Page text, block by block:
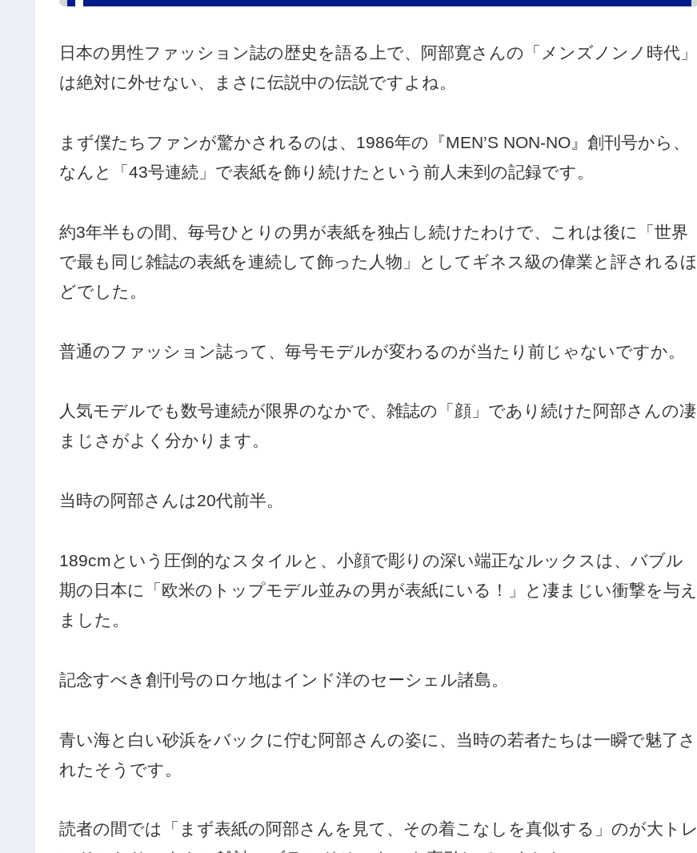
日本の男性ファッション誌の歴史を語る上で、阿部寛さんの「メンズノンノ時代」
は絶対に外せない、まさに伝説中の伝説ですよね。
まず僕たちファンが驚かされるのは、1986年の『MEN’S NON-NO』創刊号から、
なんと「43号連続」で表紙を飾り続けたという前人未到の記録です。
約3年半もの間、毎号ひとりの男が表紙を独占し続けたわけで、これは後に「世界
で最も同じ雑誌の表紙を連続して飾った人物」としてギネス級の偉業と評されるほ
どでした。
普通のファッション誌って、毎号モデルが変わるのが当たり前じゃないですか。
人気モデルでも数号連続が限界のなかで、雑誌の「顔」であり続けた阿部さんの凄
まじさがよく分かります。
当時の阿部さんは20代前半。
189cmという圧倒的なスタイルと、小顔で彫りの深い端正なルックスは、バブル
期の日本に「欧米のトップモデル並みの男が表紙にいる！」と凄まじい衝撃を与え
ました。
記念すべき創刊号のロケ地はインド洋のセーシェル諸島。
青い海と白い砂浜をバックに佇む阿部さんの姿に、当時の若者たちは一瞬で魅了さ
れたそうです。
読者の間では「まず表紙の阿部さんを見て、その着こなしを真似する」のが大トレ